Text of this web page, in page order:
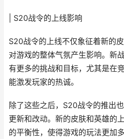
| S20战令的上线影响
S20战令的上线不仅象征着新的
对游戏的整体气氛产生影响。新
有更多的挑战和目标，尤其是在
能激发玩家的热诚。
除了这些之后，S20战令的推出
更新和改动。新的皮肤和英雄的
的平衡性，使得游戏的玩法更加多